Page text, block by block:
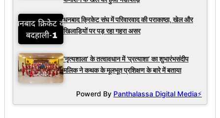
धनबाद क्रिकेट संघ में परिवारवाद की पराकाष्ठा, खेल और
खिलाड़ियों पर पड़ रहा गहरा असर
‘नृत्यशाला’ के तत्वावधान में ‘प्रत्याशा’ का शुभारंभसंदीप
मलिक ने कथक के मूलभूत प्रशिक्षण के बारे में बताया
Powerd By Panthalassa Digital Media⚡